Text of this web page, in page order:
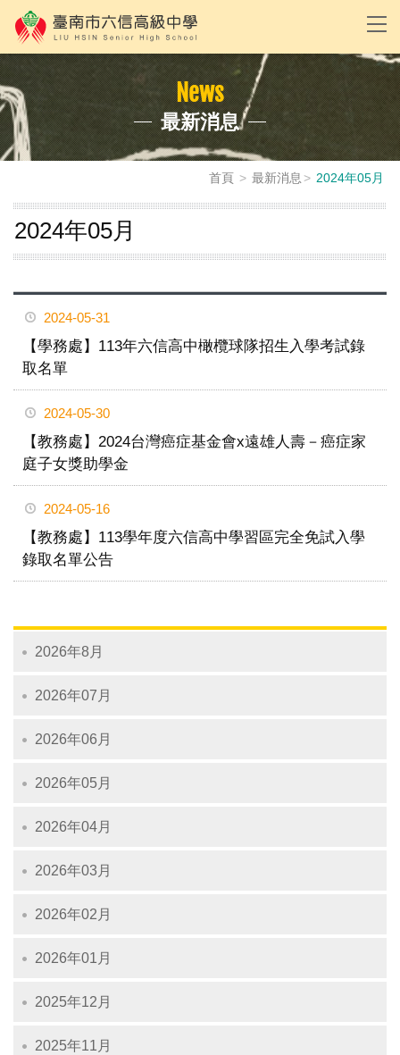
News
最新消息
首頁 最新消息 2024年05月
2024年05月
2024-05-31
【學務處】113年六信高中橄欖球隊招生入學考試錄
取名單
2024-05-30
【教務處】2024台灣癌症基金會x遠雄人壽－癌症家
庭子女獎助學金
2024-05-16
【教務處】113學年度六信高中學習區完全免試入學
錄取名單公告
2026年8月
2026年07月
2026年06月
2026年05月
2026年04月
2026年03月
2026年02月
2026年01月
2025年12月
2025年11月